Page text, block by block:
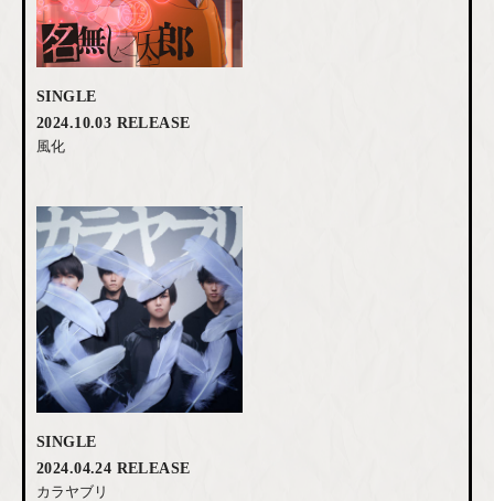
SINGLE
2024.10.03 RELEASE
風化
SINGLE
2024.04.24 RELEASE
カラヤブリ